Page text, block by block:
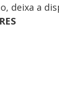
deixa a